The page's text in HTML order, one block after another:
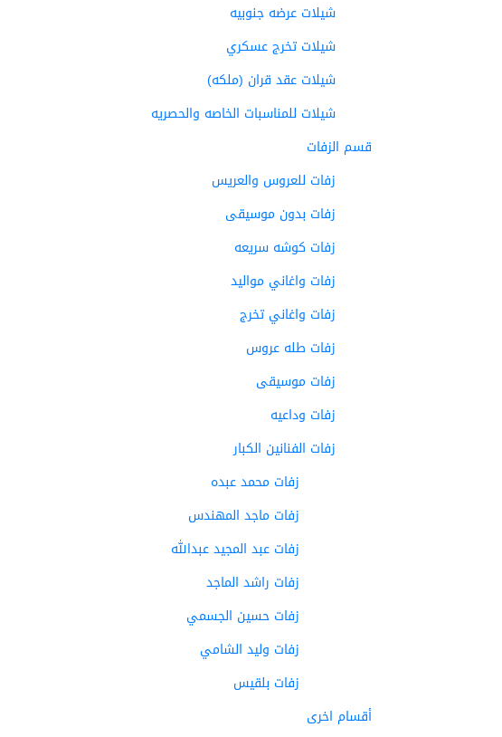
شيلات عرضه جنوبيه
شيلات تخرج عسكري
شيلات عقد قران (ملكه)
شيلات للمناسبات الخاصه والحصريه
قسم الزفات
زفات للعروس والعريس
زفات بدون موسيقى
زفات كوشه سريعه
زفات واغاني مواليد
زفات واغاني تخرج
زفات طله عروس
زفات موسيقى
زفات وداعيه
زفات الفنانين الكبار
زفات محمد عبده
زفات ماجد المهندس
زفات عبد المجيد عبدالله
زفات راشد الماجد
زفات حسين الجسمي
زفات وليد الشامي
زفات بلقيس
أقسام اخرى